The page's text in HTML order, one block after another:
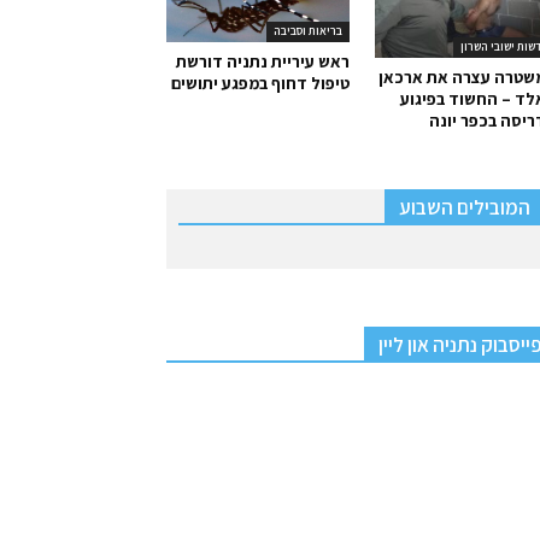
בריאות וסביבה
ראש עיריית נתניה דורשת
טיפול דחוף במפגע יתושים
ישובי השרון
עצרה את ארכאן
– החשוד בפיגוע
בכפר יונה
המובילים השבוע
פייסבוק נתניה און ליין